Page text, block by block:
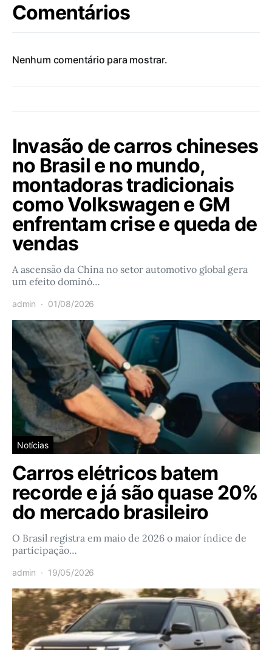
Comentários
Nenhum comentário para mostrar.
Invasão de carros chineses
no Brasil e no mundo,
montadoras tradicionais
como Volkswagen e GM
enfrentam crise e queda de
vendas
A ascensão da China no setor automotivo global gera
um efeito dominó…
admin 01/08/2026
Notícias
Carros elétricos batem
recorde e já são quase 20%
do mercado brasileiro
O Brasil registra em maio de 2026 o maior índice de
participação…
admin 19/05/2026